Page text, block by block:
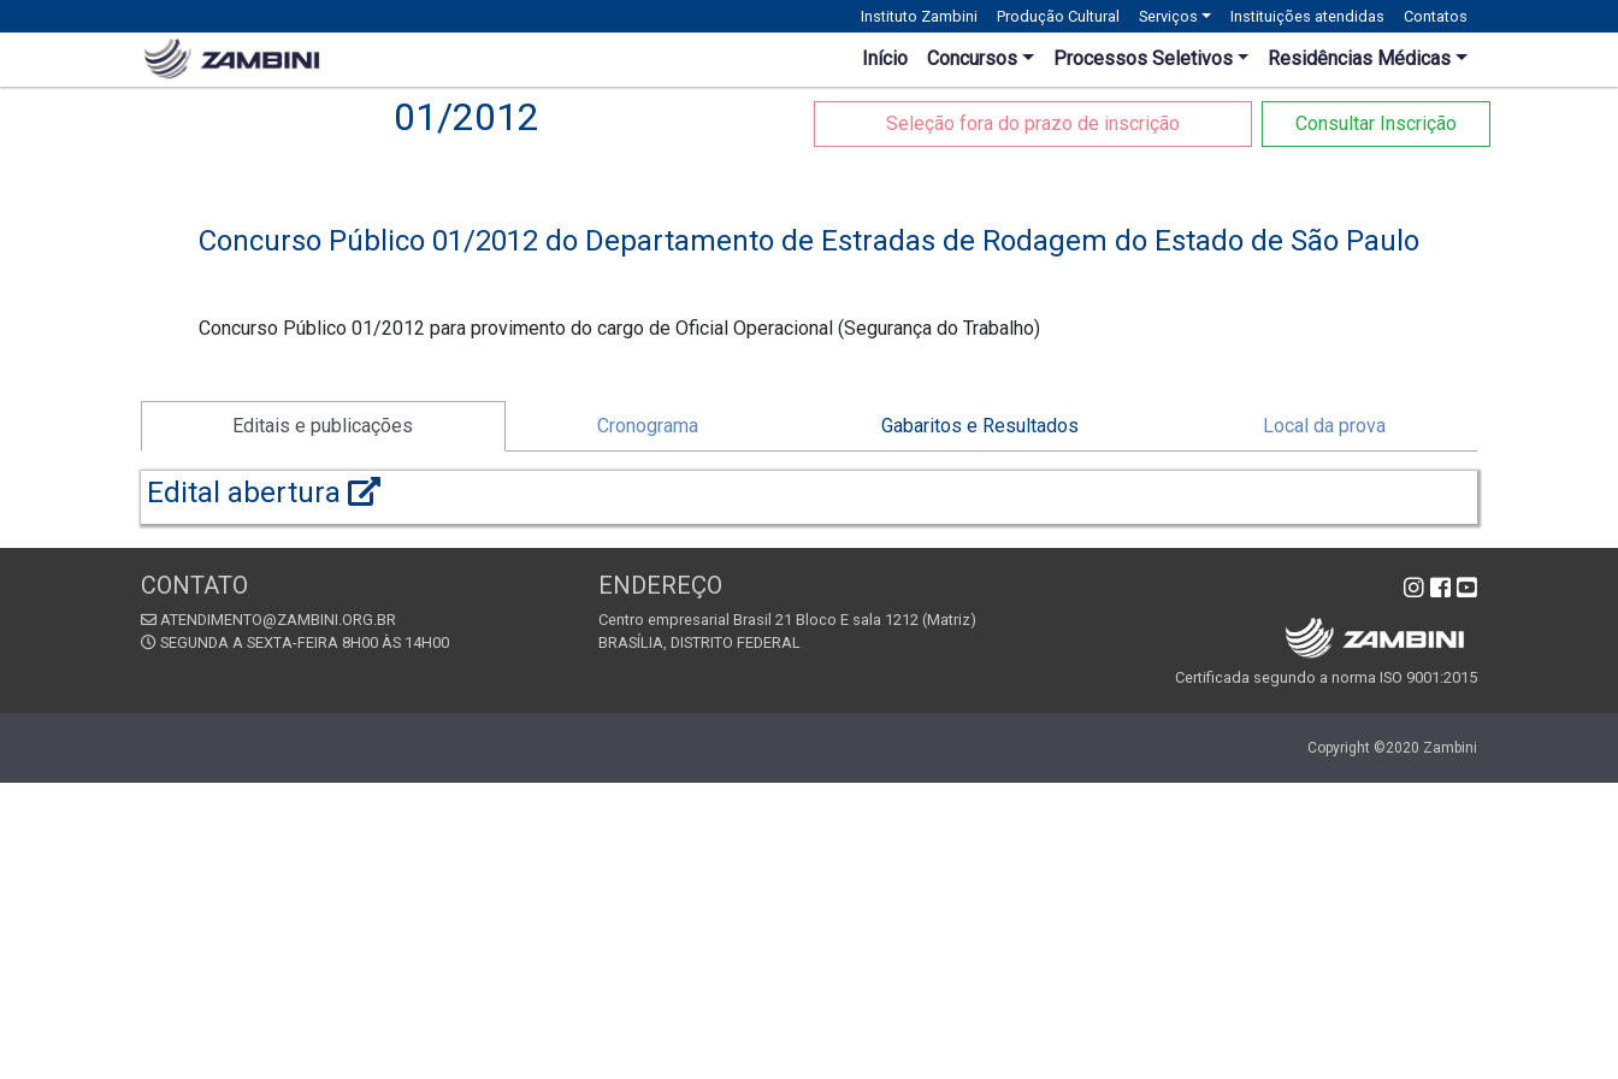
Instituto Zambini Produção Cultural Serviços Instituições atendidas Contatos
Início Concursos Processos Seletivos Residências Médicas
01/2012 Seleção fora do prazo de inscrição Consultar Inscrição
Concurso Público 01/2012 do Departamento de Estradas de Rodagem do Estado de São Paulo
Concurso Público 01/2012 para provimento do cargo de Oficial Operacional (Segurança do Trabalho)
Editais e publicações Cronograma Gabaritos e Resultados Local da prova
Edital abertura
CONTATO
ATENDIMENTO@ZAMBINI.ORG.BR
SEGUNDA A SEXTA-FEIRA 8H00 ÀS 14H00
ENDEREÇO
Centro empresarial Brasil 21 Bloco E sala 1212 (Matriz)
BRASÍLIA, DISTRITO FEDERAL
Certificada segundo a norma ISO 9001:2015
Copyright ©2020 Zambini